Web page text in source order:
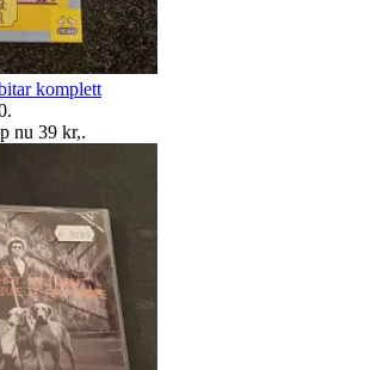
komplett
.
nu 39 kr,.